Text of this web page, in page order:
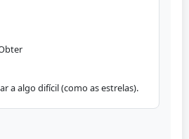
a algo difícil (como as estrelas).